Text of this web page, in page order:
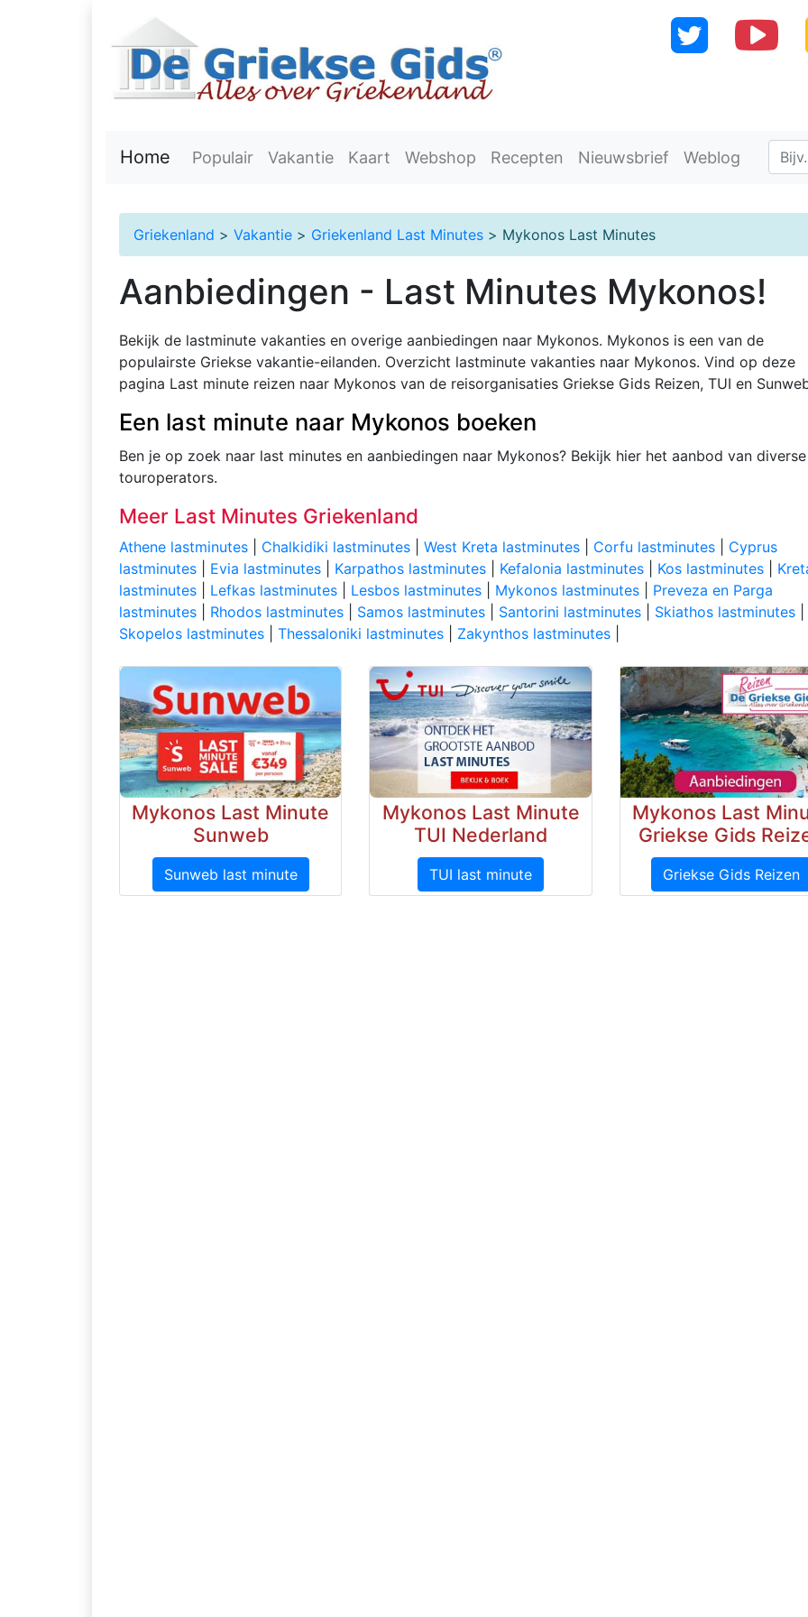
Home Populair Vakantie Kaart Webshop Recepten Nieuwsbrief Weblog
Griekenland > Vakantie > Griekenland Last Minutes > Mykonos Last Minutes
Aanbiedingen - Last Minutes Mykonos!
Bekijk de lastminute vakanties en overige aanbiedingen naar Mykonos. Mykonos is een van de
populairste Griekse vakantie-eilanden. Overzicht lastminute vakanties naar Mykonos. Vind op deze
pagina Last minute reizen naar Mykonos van de reisorganisaties Griekse Gids Reizen, TUI en
Een last minute naar Mykonos boeken
Ben je op zoek naar last minutes en aanbiedingen naar Mykonos? Bekijk hier het aanbod van diverse
touroperators.
Meer Last Minutes Griekenland
Athene lastminutes Chalkidiki lastminutes West Kreta lastminutes Corfu lastminutes
Cyprus
lastminutes
Evia lastminutes Karpathos lastminutes Kefalonia lastminutes Kos lastminutes
lastminutes
Lefkas lastminutes Lesbos lastminutes Mykonos lastminutes
Preveza en Parga
lastminutes
Rhodos lastminutes Samos lastminutes Santorini lastminutes Skiathos lastminutes
Skopelos lastminutes
Thessaloniki lastminutes Zakynthos lastminutes
Mykonos Last Minute
Sunweb
Sunweb last minute
Mykonos Last Minute
TUI Nederland
TUI last minute
Mykonos Last
Griekse Gids
Griekse Gids Reizen